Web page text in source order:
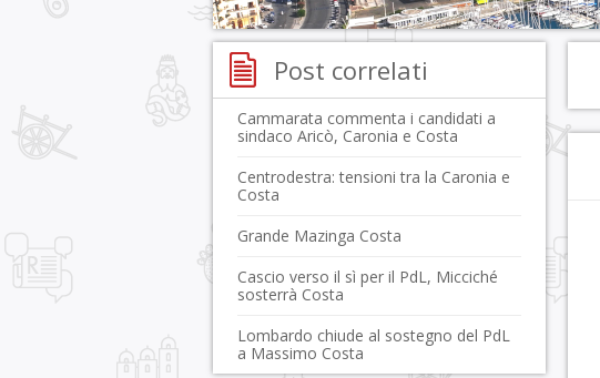
Post correlati
Cammarata commenta i candidati a
sindaco Aricò, Caronia e Costa
Centrodestra: tensioni tra la Caronia e
Costa
Grande Mazinga Costa
Cascio verso il sì per il PdL, Micciché
sosterrà Costa
Lombardo chiude al sostegno del PdL
a Massimo Costa